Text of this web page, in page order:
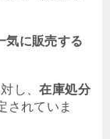
気に販売する
し、在庫処分
されていま